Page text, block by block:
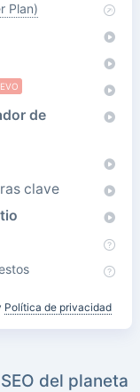
Plan)
de
clave
Política de privacidad
del planeta